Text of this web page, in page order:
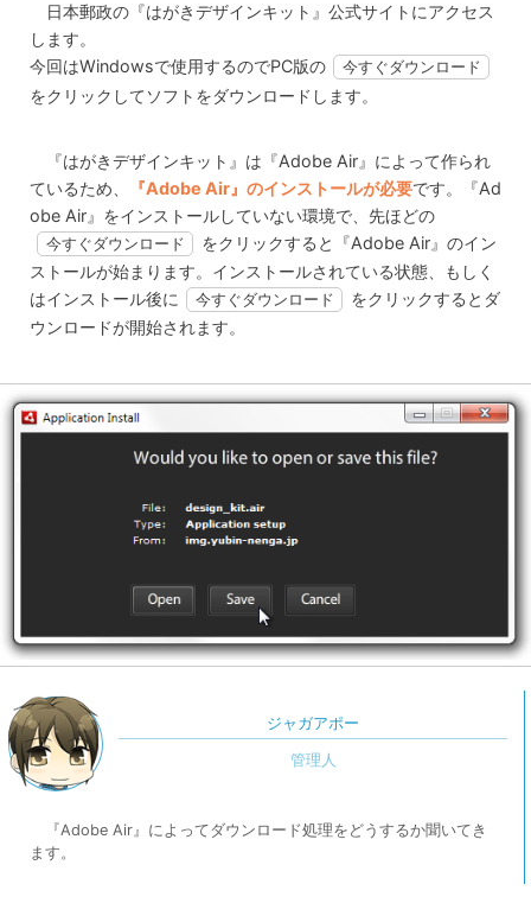
日本郵政の『はがきデザインキット』公式サイトにアクセス
します。
今回はWindowsで使用するのでPC版の
今すぐダウンロード
をクリックしてソフトをダウンロードします。
『はがきデザインキット』は『Adobe Air』によって作られ
ているため、
『Adobe Air』のインストールが必要です。『Ad
obe Air』をインストールしていない環境で、先ほどの
今すぐダウンロード
をクリックすると『Adobe Air』のイン
ストールが始まります。インストールされている状態、もしく
はインストール後に
今すぐダウンロード
をクリックするとダ
ウンロードが開始されます。
ジャガアポー
『Adobe Air』によってダウンロード処理をどうするか聞いてき
ます。